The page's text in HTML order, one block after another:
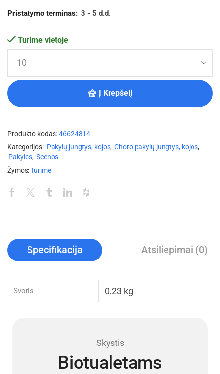
Pristatymo terminas: 3 - 5 d.d.
Turime vietoje
Į Krepšelį
Produkto kodas:46624814
Kategorijos: Pakylų jungtys, kojos, Choro pakylų jungtys, kojos,
Pakylos, Scenos
Žymos:Turime
Specifikacija Atsiliepimai (0)
Svoris 0.23 kg
Skystis
Biotualetams